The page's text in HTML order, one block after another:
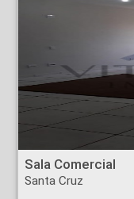
Sala Comercial - Santa Cruz - Ribeirão Preto
Sala Comercial
Santa Cruz